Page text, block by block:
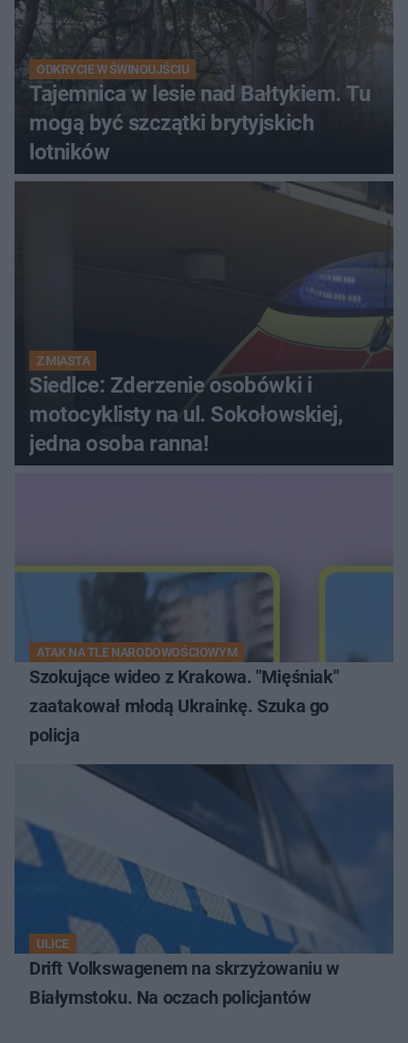
ODKRYCIE W ŚWINOUJŚCIU
Tajemnica w lesie nad Bałtykiem. Tu
mogą być szczątki brytyjskich
lotników
Z MIASTA
Siedlce: Zderzenie osobówki i
motocyklisty na ul. Sokołowskiej,
jedna osoba ranna!
ATAK NA TLE NARODOWOŚCIOWYM
Szokujące wideo z Krakowa. "Mięśniak"
zaatakował młodą Ukrainkę. Szuka go
policja
ULICE
Drift Volkswagenem na skrzyżowaniu w
Białymstoku. Na oczach policjantów